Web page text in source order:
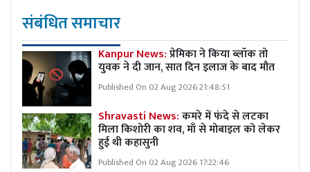
संबंधित समाचार
Kanpur News:प्रेमिका ने किया ब्लॉक तो
युवक ने दी जान, सात दिन इलाज के बाद मौत
Published On 02 Aug 2026 21:48:51
Shravasti News:कमरे में फंदे से लटका
मिला किशोरी का शव, माँ से मोबाइल को लेकर
हुई थी कहासुनी
Published On 02 Aug 2026 17:22:46